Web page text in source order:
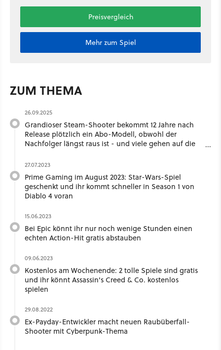
Preisvergleich
Mehr zum Spiel
ZUM THEMA
26.09.2025
Grandioser Steam-Shooter bekommt 12 Jahre nach
Release plötzlich ein Abo-Modell, obwohl der
Nachfolger längst raus ist - und viele gehen auf die
27.07.2023
Prime Gaming im August 2023: Star-Wars-Spiel
geschenkt und ihr kommt schneller in Season 1 von
Diablo 4 voran
15.06.2023
Bei Epic könnt ihr nur noch wenige Stunden einen
echten Action-Hit gratis abstauben
09.06.2023
Kostenlos am Wochenende: 2 tolle Spiele sind gratis
und ihr könnt Assassin's Creed & Co. kostenlos
spielen
29.08.2022
Ex-Payday-Entwickler macht neuen Raubüberfall-
Shooter mit Cyberpunk-Thema